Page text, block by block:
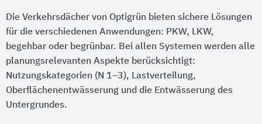
Die Verkehrsdächer von Optigrün bieten sichere Lösungen
für die verschiedenen Anwendungen: PKW, LKW,
begehbar oder begrünbar. Bei allen Systemen werden alle
planungsrelevanten Aspekte berücksichtigt:
Nutzungskategorien (N 1–3), Lastverteilung,
Oberflächenentwässerung und die Entwässerung des
Untergrundes.